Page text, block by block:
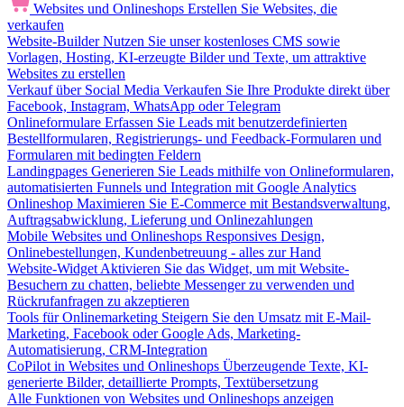
Websites und Onlineshops Erstellen Sie Websites, die
verkaufen
Website-Builder Nutzen Sie unser kostenloses CMS sowie
Vorlagen, Hosting, KI-erzeugte Bilder und Texte, um attraktive
Websites zu erstellen
Verkauf über Social Media Verkaufen Sie Ihre Produkte direkt über
Facebook, Instagram, WhatsApp oder Telegram
Onlineformulare Erfassen Sie Leads mit benutzerdefinierten
Bestellformularen, Registrierungs- und Feedback-Formularen und
Formularen mit bedingten Feldern
Landingpages Generieren Sie Leads mithilfe von Onlineformularen,
automatisierten Funnels und Integration mit Google Analytics
Onlineshop Maximieren Sie E-Commerce mit Bestandsverwaltung,
Auftragsabwicklung, Lieferung und Onlinezahlungen
Mobile Websites und Onlineshops Responsives Design,
Onlinebestellungen, Kundenbetreuung - alles zur Hand
Website-Widget Aktivieren Sie das Widget, um mit Website-
Besuchern zu chatten, beliebte Messenger zu verwenden und
Rückrufanfragen zu akzeptieren
Tools für Onlinemarketing Steigern Sie den Umsatz mit E-Mail-
Marketing, Facebook oder Google Ads, Marketing-
Automatisierung, CRM-Integration
CoPilot in Websites und Onlineshops Überzeugende Texte, KI-
generierte Bilder, detaillierte Prompts, Textübersetzung
Alle Funktionen von Websites und Onlineshops anzeigen